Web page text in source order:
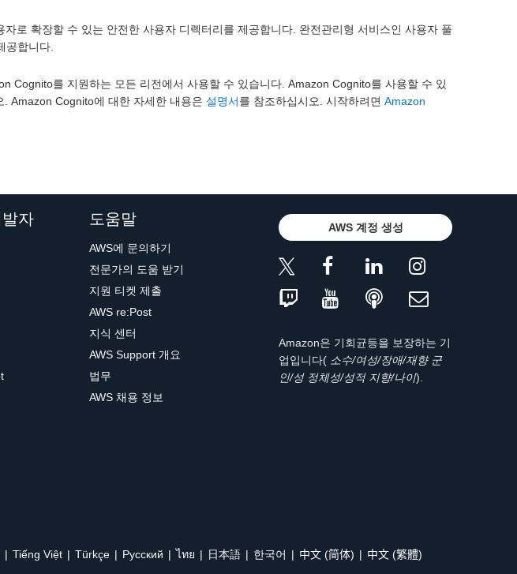
로 확장할 수 있는 안전한 사용자 디렉터리를 제공합니다. 완전관리형 서비스인 사용자 풀
공합니다.
Cognito를 지원하는 모든 리전에서 사용할 수 있습니다. Amazon Cognito를 사용할 수 있
. Amazon Cognito에 대한 자세한 내용은 설명서를 참조하십시오. 시작하려면 Amazon
자 도움말
AWS에 문의하기
전문가의 도움 받기
지원 티켓 제출
AWS re:Post
지식 센터
AWS Support 개요
법무
AWS 채용 정보
AWS 계정 생성
Amazon은 기회균등을 보장하는 기
업입니다( 소수/여성/장애/재향 군
인/성 정체성/성적 지향/나이).
Tiếng Việt Türkçe Ρусский ไทย 日本語 한국어 中文 (简体) 中文 (繁體)